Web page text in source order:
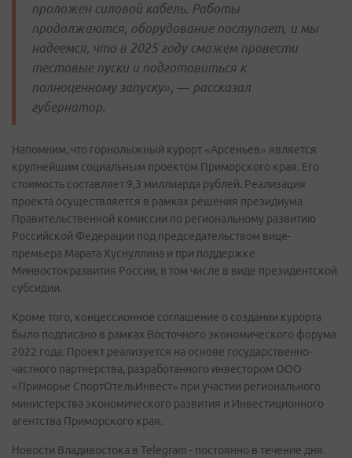
проложен силовой кабель. Работы
продолжаются, оборудование поступает, и мы
надеемся, что в 2025 году сможем провести
тестовые пуски и подготовиться к
полноценному запуску», — рассказал
губернатор.
Напомним, что горнолыжный курорт «Арсеньев» является
крупнейшим социальным проектом Приморского края. Его
стоимость составляет 9,3 миллиарда рублей. Реализация
проекта осуществляется в рамках решения президиума
Правительственной комиссии по региональному развитию
Российской Федерации под председательством вице-
премьера Марата Хуснуллина и при поддержке
Минвостокразвития России, в том числе в виде президентской
субсидии.
Кроме того, концессионное соглашение о создании курорта
было подписано в рамках Восточного экономического форума
2022 года. Проект реализуется на основе государственно-
частного партнерства, разработанного инвестором ООО
«Приморье СпортОтельИнвест» при участии регионального
министерства экономического развития и Инвестиционного
агентства Приморского края.
Новости Владивостока в Telegram - постоянно в течение дня.